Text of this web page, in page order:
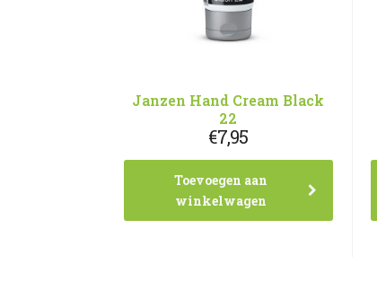
Janzen Hand Cream Black
22
€7,95
Toevoegen aan
winkelwagen